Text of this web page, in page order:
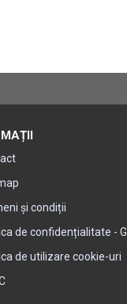
și condiții
de confidențialitate -
de utilizare cookie-uri